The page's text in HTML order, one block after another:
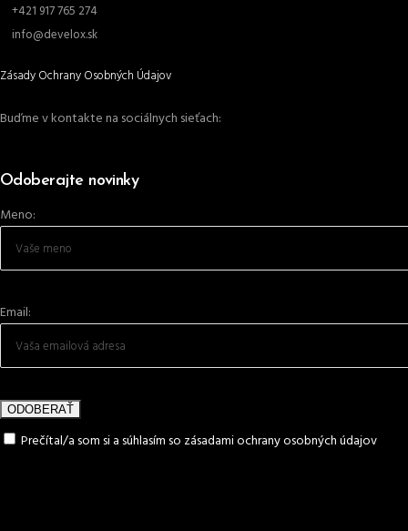
+421 917 765 274
info@develox.sk
Zásady Ochrany Osobných Údajov
Buďme v kontakte na sociálnych sieťach:
Odoberajte novinky
Meno:
Email:
Prečítal/a som si a súhlasím so zásadami ochrany osobných údajov